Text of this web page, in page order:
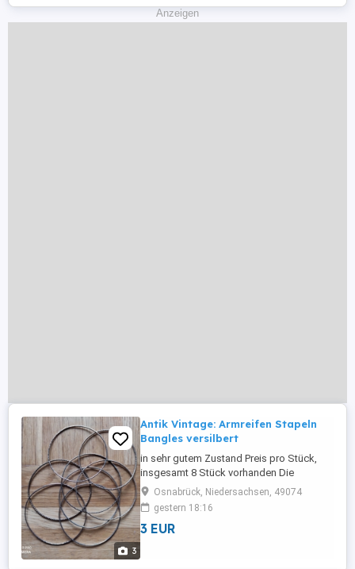
Anzeigen
3
Antik Vintage: Armreifen Stapeln
Bangles versilbert
in sehr gutem Zustand Preis pro Stück,
insgesamt 8 Stück vorhanden Die
Armreifen sind für einen
Handgelenksumfang von ca. 16 cm
geeignet.
Osnabrück, Niedersachsen, 49074
gestern 18:16
3 EUR